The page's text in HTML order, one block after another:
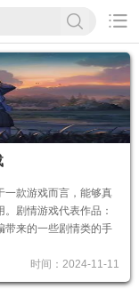

一款游戏而言，能够真
剧情游戏代表作品：
带来的一些剧情类的手
时间：2024-11-11